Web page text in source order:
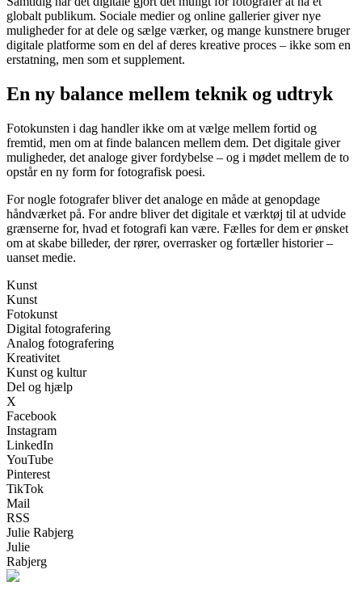
globalt publikum. Sociale medier og online gallerier giver nye
muligheder for at dele og sælge værker, og mange kunstnere bruger
digitale platforme som en del af deres kreative proces – ikke som en
erstatning, men som et supplement.
En ny balance mellem teknik og udtryk
Fotokunsten i dag handler ikke om at vælge mellem fortid og
fremtid, men om at finde balancen mellem dem. Det digitale giver
muligheder, det analoge giver fordybelse – og i mødet mellem de to
opstår en ny form for fotografisk poesi.
For nogle fotografer bliver det analoge en måde at genopdage
håndværket på. For andre bliver det digitale et værktøj til at udvide
grænserne for, hvad et fotografi kan være. Fælles for dem er ønsket
om at skabe billeder, der rører, overrasker og fortæller historier –
uanset medie.
Kunst
Kunst
Fotokunst
Digital fotografering
Analog fotografering
Kreativitet
Kunst og kultur
Del og hjælp
X
Facebook
Instagram
LinkedIn
YouTube
Pinterest
TikTok
Mail
RSS
Julie Rabjerg
Julie
Rabjerg